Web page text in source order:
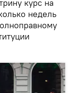
курс на
недель